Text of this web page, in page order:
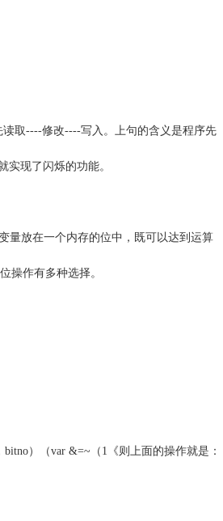
读取----修改----写入。上句的含义是程序先
实现了闪烁的功能。
量放在一个内存的位中，既可以达到运算
操作有多种选择。
bitno）（var &=~（1《则上面的操作就是：